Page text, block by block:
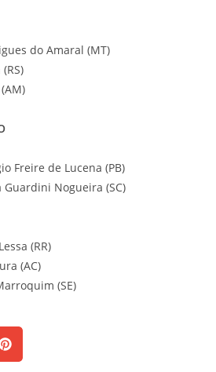
do Amaral (MT)
Freire de Lucena (PB)
Nogueira (SC)
(RR)
(AC)
(SE)